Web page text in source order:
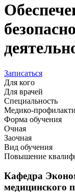
Записаться
Для кого
Для врачей
Специальность
Медико-
Форма обучения
Очная
Заочная
Вид обучения
Повышение
Кафедра
медицинского